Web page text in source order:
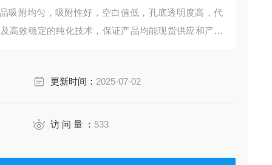
吸附均匀，吸附性好，空白值低，孔底透明度高，代
高效稳定的纯化技术，保证产品均能现货供应和产品
更新时间： 2025-07-02
访 问 量 ： 533